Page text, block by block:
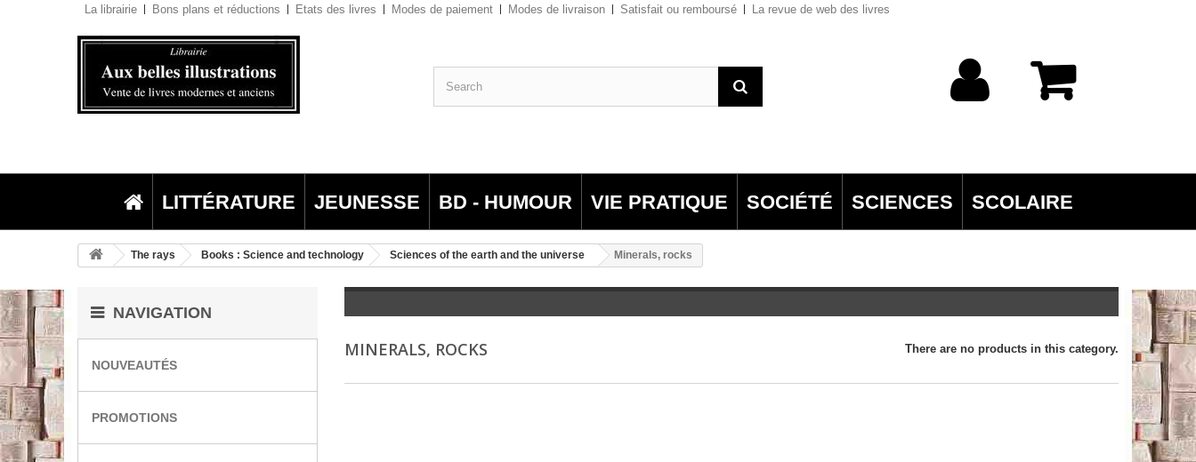
La librairie Bons plans et réductions Etats des livres Modes de paiement Modes de livraison Satisfait ou remboursé La revue de web des livres
LITTÉRATURE JEUNESSE BD - HUMOUR VIE PRATIQUE SOCIÉTÉ SCIENCES SCOLAIRE
The rays Books : Science and technology Sciences of the earth and the universe Minerals, rocks
NAVIGATION
NOUVEAUTÉS
PROMOTIONS
MINERALS, ROCKS There are no products in this category.